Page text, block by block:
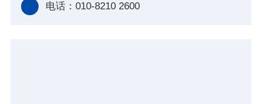
电话：010-8210 2600